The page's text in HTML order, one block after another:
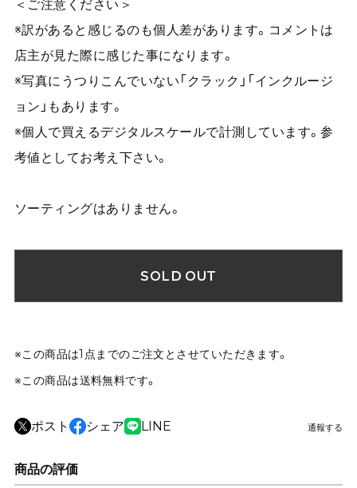
＜ご注意ください＞
※訳があると感じるのも個人差があります。コメントは
店主が見た際に感じた事になります。
※写真にうつりこんでいない「クラック」「インクルージ
ョン」もあります。
※個人で買えるデジタルスケールで計測しています。参
考値としてお考え下さい。
ソーティングはありません。
SOLD OUT
※この商品は1点までのご注文とさせていただきます。
※この商品は送料無料です。
ポスト シェア LINE 通報する
商品の評価